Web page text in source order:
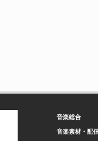
音楽総合
音楽素材・配